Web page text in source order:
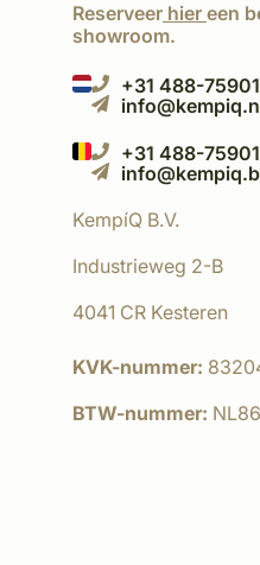
Reserveer hier een
showroom.
+31 488-
+31 488-
KempíQ B.V.
Industrieweg 2-B
4041 CR Kesteren
KVK-nummer:
BTW-nummer: